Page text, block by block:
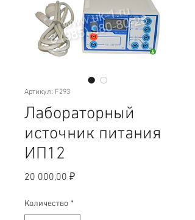
Артикул: F293
Лабораторный
источник питания
ИП12
20 000,00 ₽Цена
Количество *